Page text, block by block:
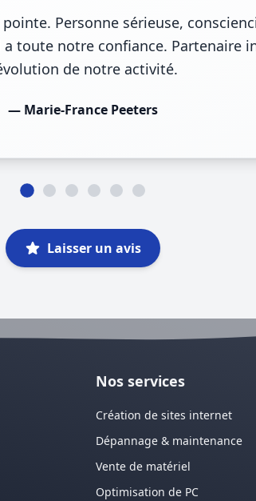
Personne sérieuse,
toute notre confiance. Partenaire
de notre activité.
— Marie-France Peeters
Laisser un avis
Nos services
Création de sites internet
Dépannage & maintenance
Vente de matériel
Optimisation de PC